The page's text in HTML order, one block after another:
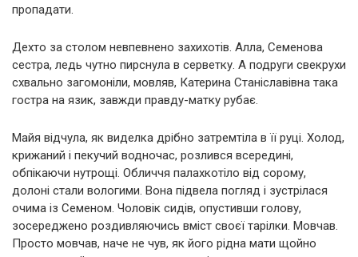
пропадати.
Дехто за столом невпевнено захихотів. Алла, Семенова
сестра, ледь чутно пирснула в серветку. А подруги свекрухи
схвально загомоніли, мовляв, Катерина Станіславівна така
гостра на язик, завжди правду-матку рубає.
Майя відчула, як виделка дрібно затремтіла в її руці. Холод,
крижаний і пекучий водночас, розлився всередині,
обпікаючи нутрощі. Обличчя палахкотіло від сорому,
долоні стали вологими. Вона підвела погляд і зустрілася
очима із Семеном. Чоловік сидів, опустивши голову,
зосереджено роздивляючись вміст своєї тарілки. Мовчав.
Просто мовчав, наче не чув, як його рідна мати щойно